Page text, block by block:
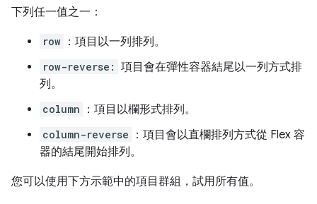
下列任一值之一：
row ：項目以一列排列。
row-reverse: 項目會在彈性容器結尾以一列方式排
列。
column ：項目以欄形式排列。
column-reverse
：項目會以直欄排列方式從 Flex 容
器的結尾開始排列。
您可以使用下方示範中的項目群組，試用所有值。